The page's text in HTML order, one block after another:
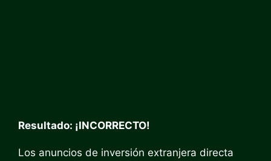
Resultado: ¡INCORRECTO!
Los anuncios de inversión extranjera directa